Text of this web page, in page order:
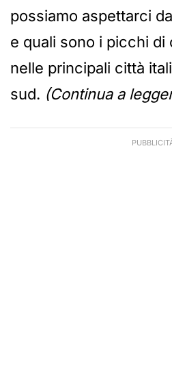
possiamo aspettarci
e quali sono i picchi di
nelle principali città
sud. (Continua a